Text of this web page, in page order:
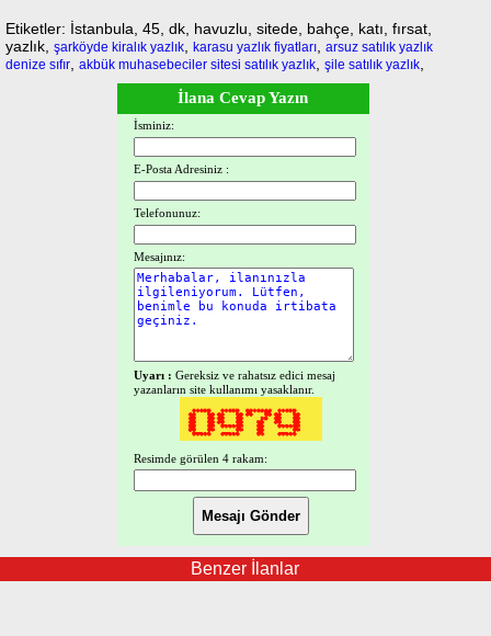
Etiketler: İstanbula, 45, dk, havuzlu, sitede, bahçe, katı, fırsat,
yazlık, şarköyde kiralık yazlık karasu yazlık fiyatları arsuz satılık yazlık
denize sıfır akbük muhasebeciler sitesi satılık yazlık şile satılık yazlık
İlana Cevap Yazın
İsminiz:
E-Posta Adresiniz :
Telefonunuz:
Mesajınız:
Uyarı : Gereksiz ve rahatsız edici mesaj
yazanların site kullanımı yasaklanır.
Resimde görülen 4 rakam:
Benzer İlanlar